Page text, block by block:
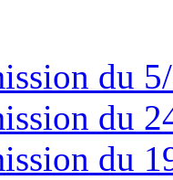
du
du
du